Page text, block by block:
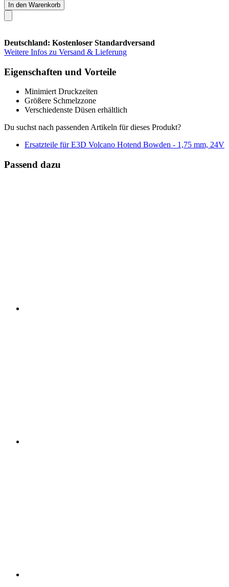
In den Warenkorb
Deutschland: Kostenloser Standardversand
Weitere Infos zu Versand & Lieferung
Eigenschaften und Vorteile
Minimiert Druckzeiten
Größere Schmelzzone
Verschiedenste Düsen erhältlich
Du suchst nach passenden Artikeln für dieses Produkt?
Ersatzteile für E3D Volcano Hotend Bowden - 1,75 mm, 24V
Passend dazu